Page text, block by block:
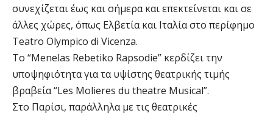
συνεχίζεται έως και σήμερα και επεκτείνεται και σε
άλλες χώρες, όπως Ελβετία και Ιταλία στο περίφημο
Teatro Olympico di Vicenza.
To “Menelas Rebetiko Rapsodie” κερδίζει την
υποψηφιότητα για τα υψίστης θεατρικής τιμής
βραβεία “Les Molieres du theatre Musical”.
Στο Παρίσι, παράλληλα με τις θεατρικές